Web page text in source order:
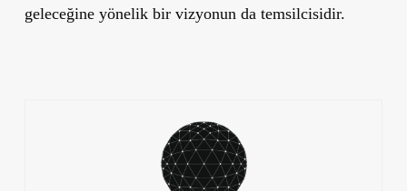
geleceğine yönelik bir vizyonun da temsilcisidir.